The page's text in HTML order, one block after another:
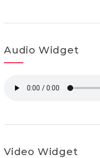
Audio Widget
Video Widget